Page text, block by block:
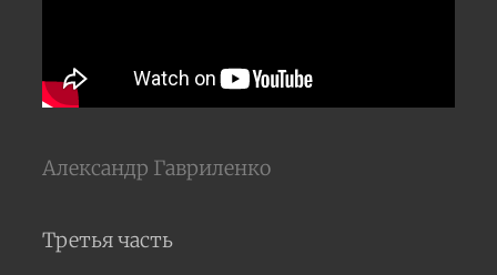
Александр Гавриленко
Третья часть